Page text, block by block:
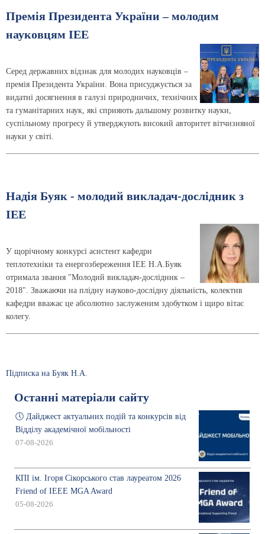
Премія Президента України – молодим
науковцям ІЕЕ
Серед державних відзнак для молодих науковців –
премія Президента України. Вона присуджується за
видатні досягнення в галузі природничих, технічних
та гуманітарних наук, які сприяють дальшому розвитку науки,
суспільному прогресу й утверджують високий авторитет вітчизняної
науки у світі.
Надія Буяк - молодий викладач-дослідник з
ІЕЕ
У щорічному конкурсі асистент кафедри
теплотехніки та енергозбереження ІЕЕ Н.А.Буяк
отримала звання "Молодий викладач-дослідник –
2018". Зважаючи на плідну науково-дослідну діяльність, колектив
кафедри вважає це абсолютно заслуженим здобутком і щиро вітає
колегу.
Підписка на Буяк Н.А.
Останні матеріали сайту
🕔 Дайджест актуальних подій та конкурсів від
Відділу академічної мобільності
07-08-2026
КПІ ім. Ігоря Сікорського став лауреатом 2026
Friend of IEEE MGA Award
05-08-2026